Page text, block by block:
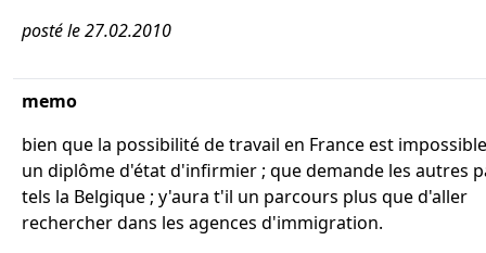
posté le 27.02.2010
memo
bien que la possibilité de travail en France est
un diplôme d'état d'infirmier ; que demande les autres
tels la Belgique ; y'aura t'il un parcours plus que d'aller
rechercher dans les agences d'immigration.